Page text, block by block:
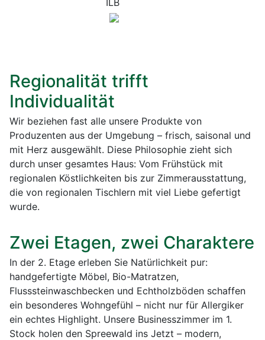
Regionalität trifft
Individualität
Wir beziehen fast alle unsere Produkte von
Produzenten aus der Umgebung – frisch, saisonal und
mit Herz ausgewählt. Diese Philosophie zieht sich
durch unser gesamtes Haus: Vom Frühstück mit
regionalen Köstlichkeiten bis zur Zimmerausstattung,
die von regionalen Tischlern mit viel Liebe gefertigt
wurde.
Zwei Etagen, zwei Charaktere
In der 2. Etage erleben Sie Natürlichkeit pur:
handgefertigte Möbel, Bio-Matratzen,
Flusssteinwaschbecken und Echtholzböden schaffen
ein besonderes Wohngefühl – nicht nur für Allergiker
ein echtes Highlight. Unsere Businesszimmer im 1.
Stock holen den Spreewald ins Jetzt – modern,